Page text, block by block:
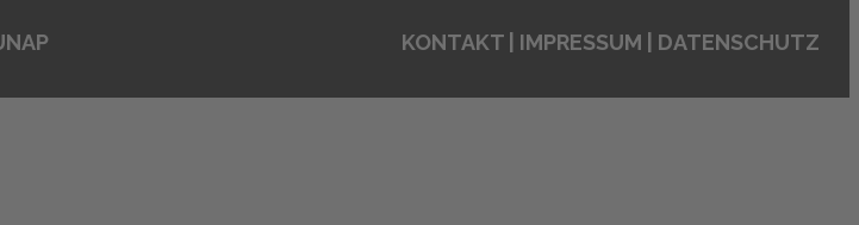
KONTAKT IMPRESSUM DATENSCHUTZ